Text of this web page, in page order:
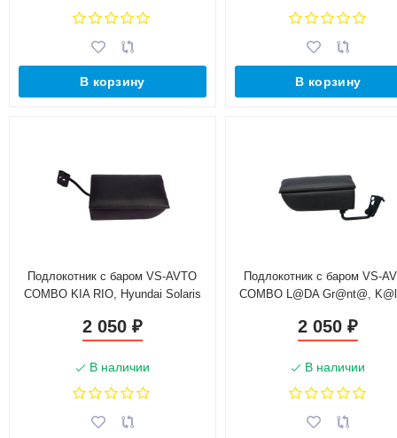
В корзину В корзину
Подлокотник с баром VS-AVTO
COMBO KIA RIO, Hyundai Solaris
2 050 ₽
В наличии
Подлокотник с баром VS-
COMBO L@DA Gr@nt@,
Datsun (без регулировки
2 050₽
В наличии